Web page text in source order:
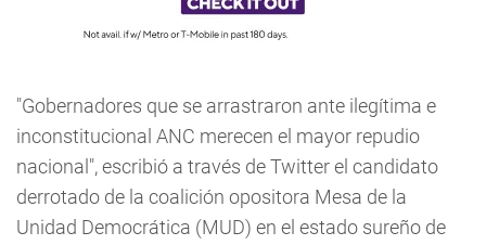
"Gobernadores que se arrastraron ante ilegítima e
inconstitucional ANC merecen el mayor repudio
nacional", escribió a través de Twitter el candidato
derrotado de la coalición opositora Mesa de la
Unidad Democrática (MUD) en el estado sureño de